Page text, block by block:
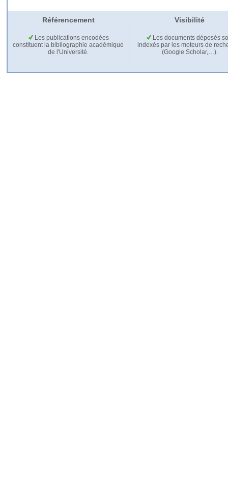
Référencement Visibilité
Les publications encodées
constituent la bibliographie académique
de l'Université.
Les documents déposés
indexés par les moteurs de
(Google Scholar,…).